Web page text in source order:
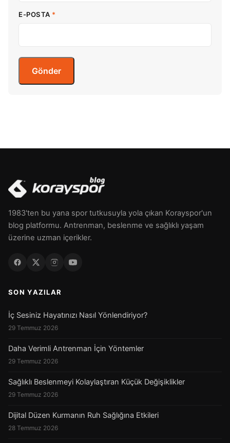
E-POSTA *
1983'ten bu yana spor tutkusuyla yola çıkan Korayspor'un
blog platformu. Antrenman, beslenme ve sağlıklı yaşam
üzerine uzman içerikler.
SON YAZILAR
İç Sesiniz Hayatınızı Nasıl Yönlendiriyor?
29 Temmuz 2026
Daha Verimli Antrenman İçin Yöntemler
29 Temmuz 2026
Sağlıklı Beslenmeyi Kolaylaştıran Küçük Değişiklikler
29 Temmuz 2026
Dijital Düzen Kurmanın Ruh Sağlığına Etkileri
28 Temmuz 2026